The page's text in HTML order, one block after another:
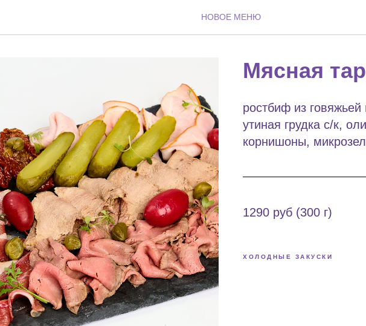
НОВОЕ МЕНЮ
Мясная
ростбиф из
утиная грудка с/к,
корнишоны,
1290 руб (300 г)
ХОЛОДНЫЕ ЗАКУСКИ